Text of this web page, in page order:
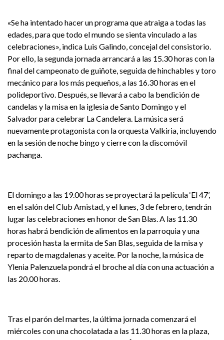
«Se ha intentado hacer un programa que atraiga a todas las
edades, para que todo el mundo se sienta vinculado a las
celebraciones», indica Luis Galindo, concejal del consistorio.
Por ello, la segunda jornada arrancará a las 15.30 horas con la
final del campeonato de guiñote, seguida de hinchables y toro
mecánico para los más pequeños, a las 16.30 horas en el
polideportivo. Después, se llevará a cabo la bendición de
candelas y la misa en la iglesia de Santo Domingo y el
Salvador para celebrar La Candelera. La música será
nuevamente protagonista con la orquesta Valkiria, incluyendo
en la sesión de noche bingo y cierre con la discomóvil
pachanga.
El domingo a las 19.00 horas se proyectará la película ‘El 47’,
en el salón del Club Amistad, y el lunes, 3 de febrero, tendrán
lugar las celebraciones en honor de San Blas. A las 11.30
horas habrá bendición de alimentos en la parroquia y una
procesión hasta la ermita de San Blas, seguida de la misa y
reparto de magdalenas y aceite. Por la noche, la música de
Ylenia Palenzuela pondrá el broche al día con una actuación a
las 20.00 horas.
Tras el parón del martes, la última jornada comenzará el
miércoles con una chocolatada a las 11.30 horas en la plaza,